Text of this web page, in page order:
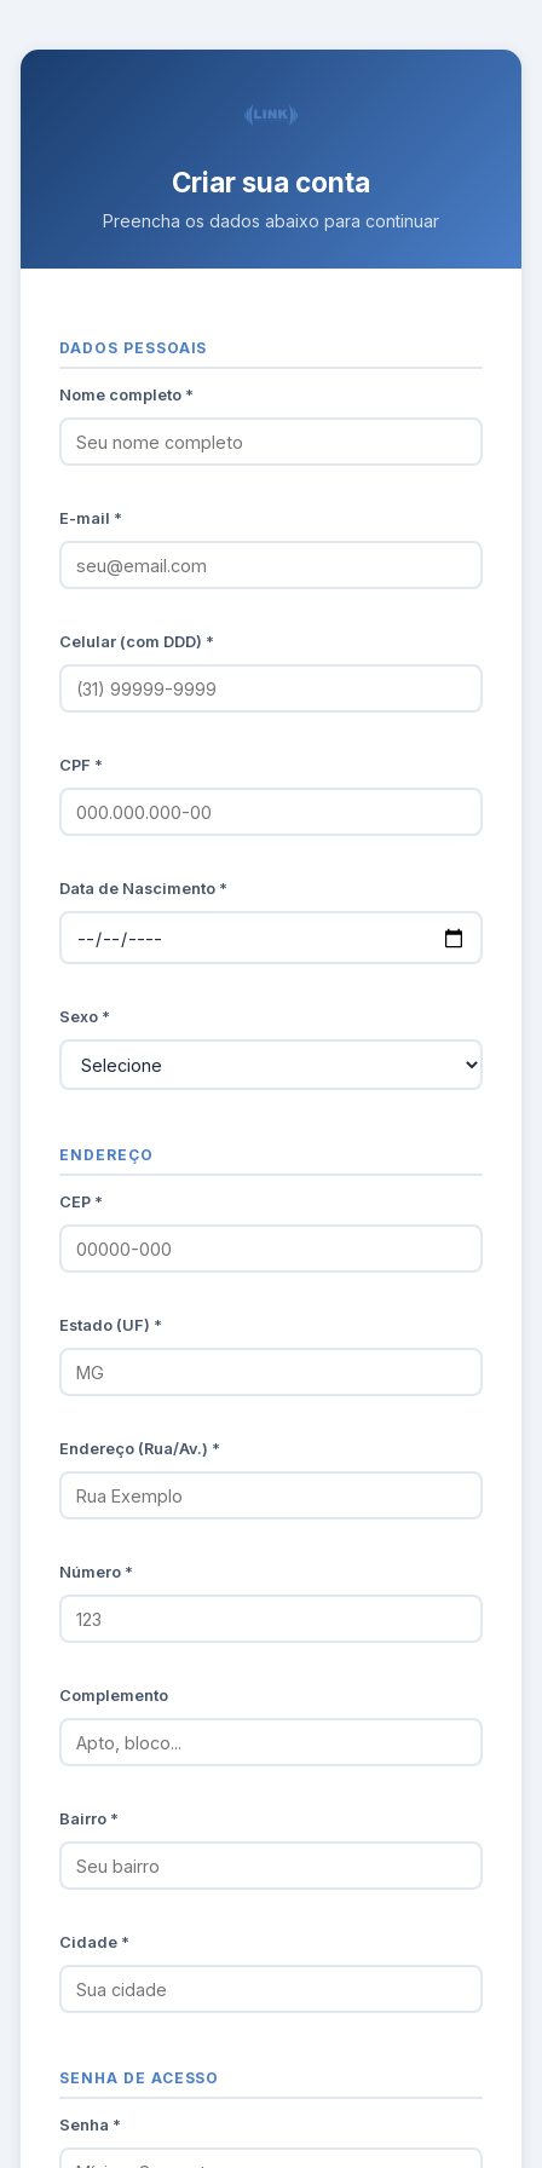
Criar sua conta
Preencha os dados abaixo para continuar
DADOS PESSOAIS
Nome completo *
E-mail *
Celular (com DDD) *
CPF *
Data de Nascimento *
Sexo *
ENDEREÇO
CEP *
Estado (UF) *
Endereço (Rua/Av.) *
Número *
Complemento
Bairro *
Cidade *
SENHA DE ACESSO
Senha *